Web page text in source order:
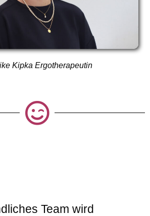
Kipka Ergotherapeutin
Team wird